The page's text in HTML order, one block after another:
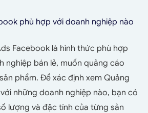
phù hợp với doanh nghiệp nào
Facebook là hình thức phù hợp
nghiệp bán lẻ, muốn quảng cáo
phẩm. Để xác định xem Quảng
những doanh nghiệp nào, bạn có
lượng và đặc tính của từng sản